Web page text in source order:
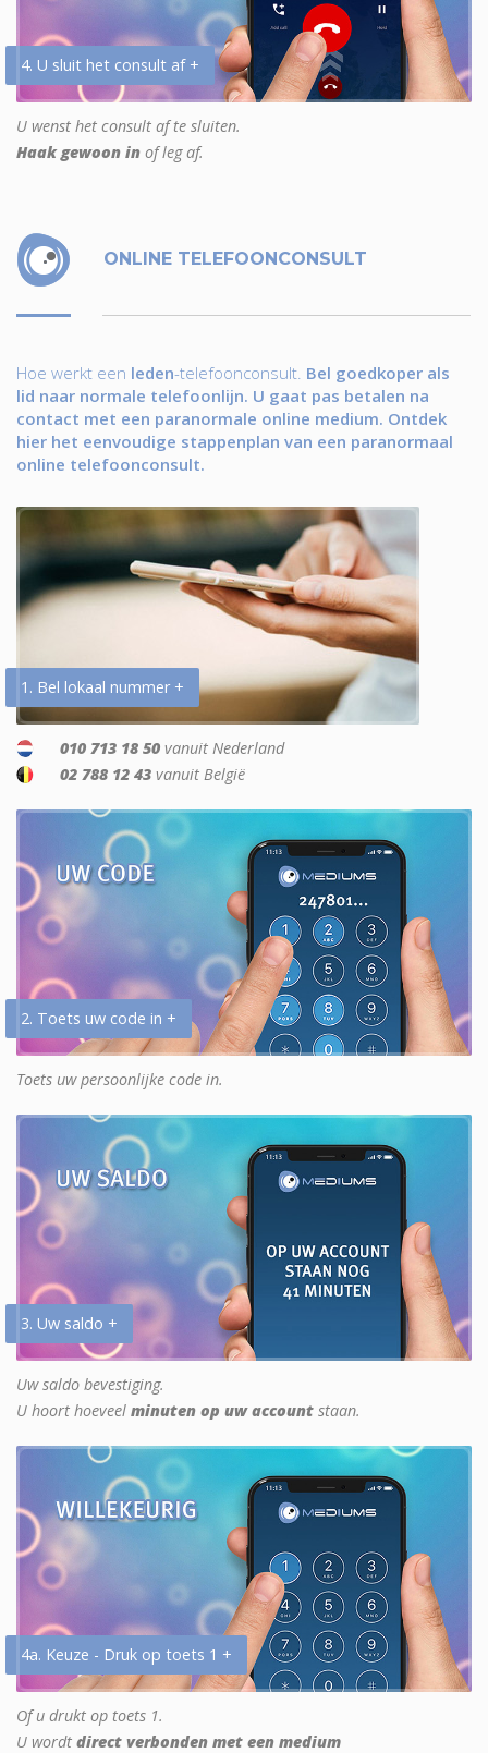
4. U sluit het consult af +
U wenst het consult af te sluiten.
Haak gewoon in of leg af.
ONLINE TELEFOONCONSULT
Hoe werkt een leden-telefoonconsult. Bel goedkoper als
lid naar normale telefoonlijn. U gaat pas betalen na
contact met een paranormale online medium. Ontdek
hier het eenvoudige stappenplan van een paranormaal
online telefoonconsult.
1. Bel lokaal nummer +
010 713 18 50 vanuit Nederland
02 788 12 43 vanuit België
2. Toets uw code in +
Toets uw persoonlijke code in.
3. Uw saldo +
Uw saldo bevestiging.
U hoort hoeveel minuten op uw account staan.
4a. Keuze - Druk op toets 1 +
Of u drukt op toets 1.
U wordt direct verbonden met een medium